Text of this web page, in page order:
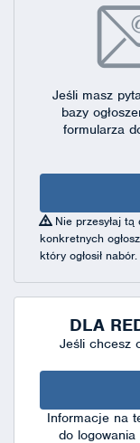
Jeśli masz
bazy
formularza
Nie przesyłaj tą
konkretnych
który ogłosił nabór.
DLA
Jeśli chcesz
Informacje na
do